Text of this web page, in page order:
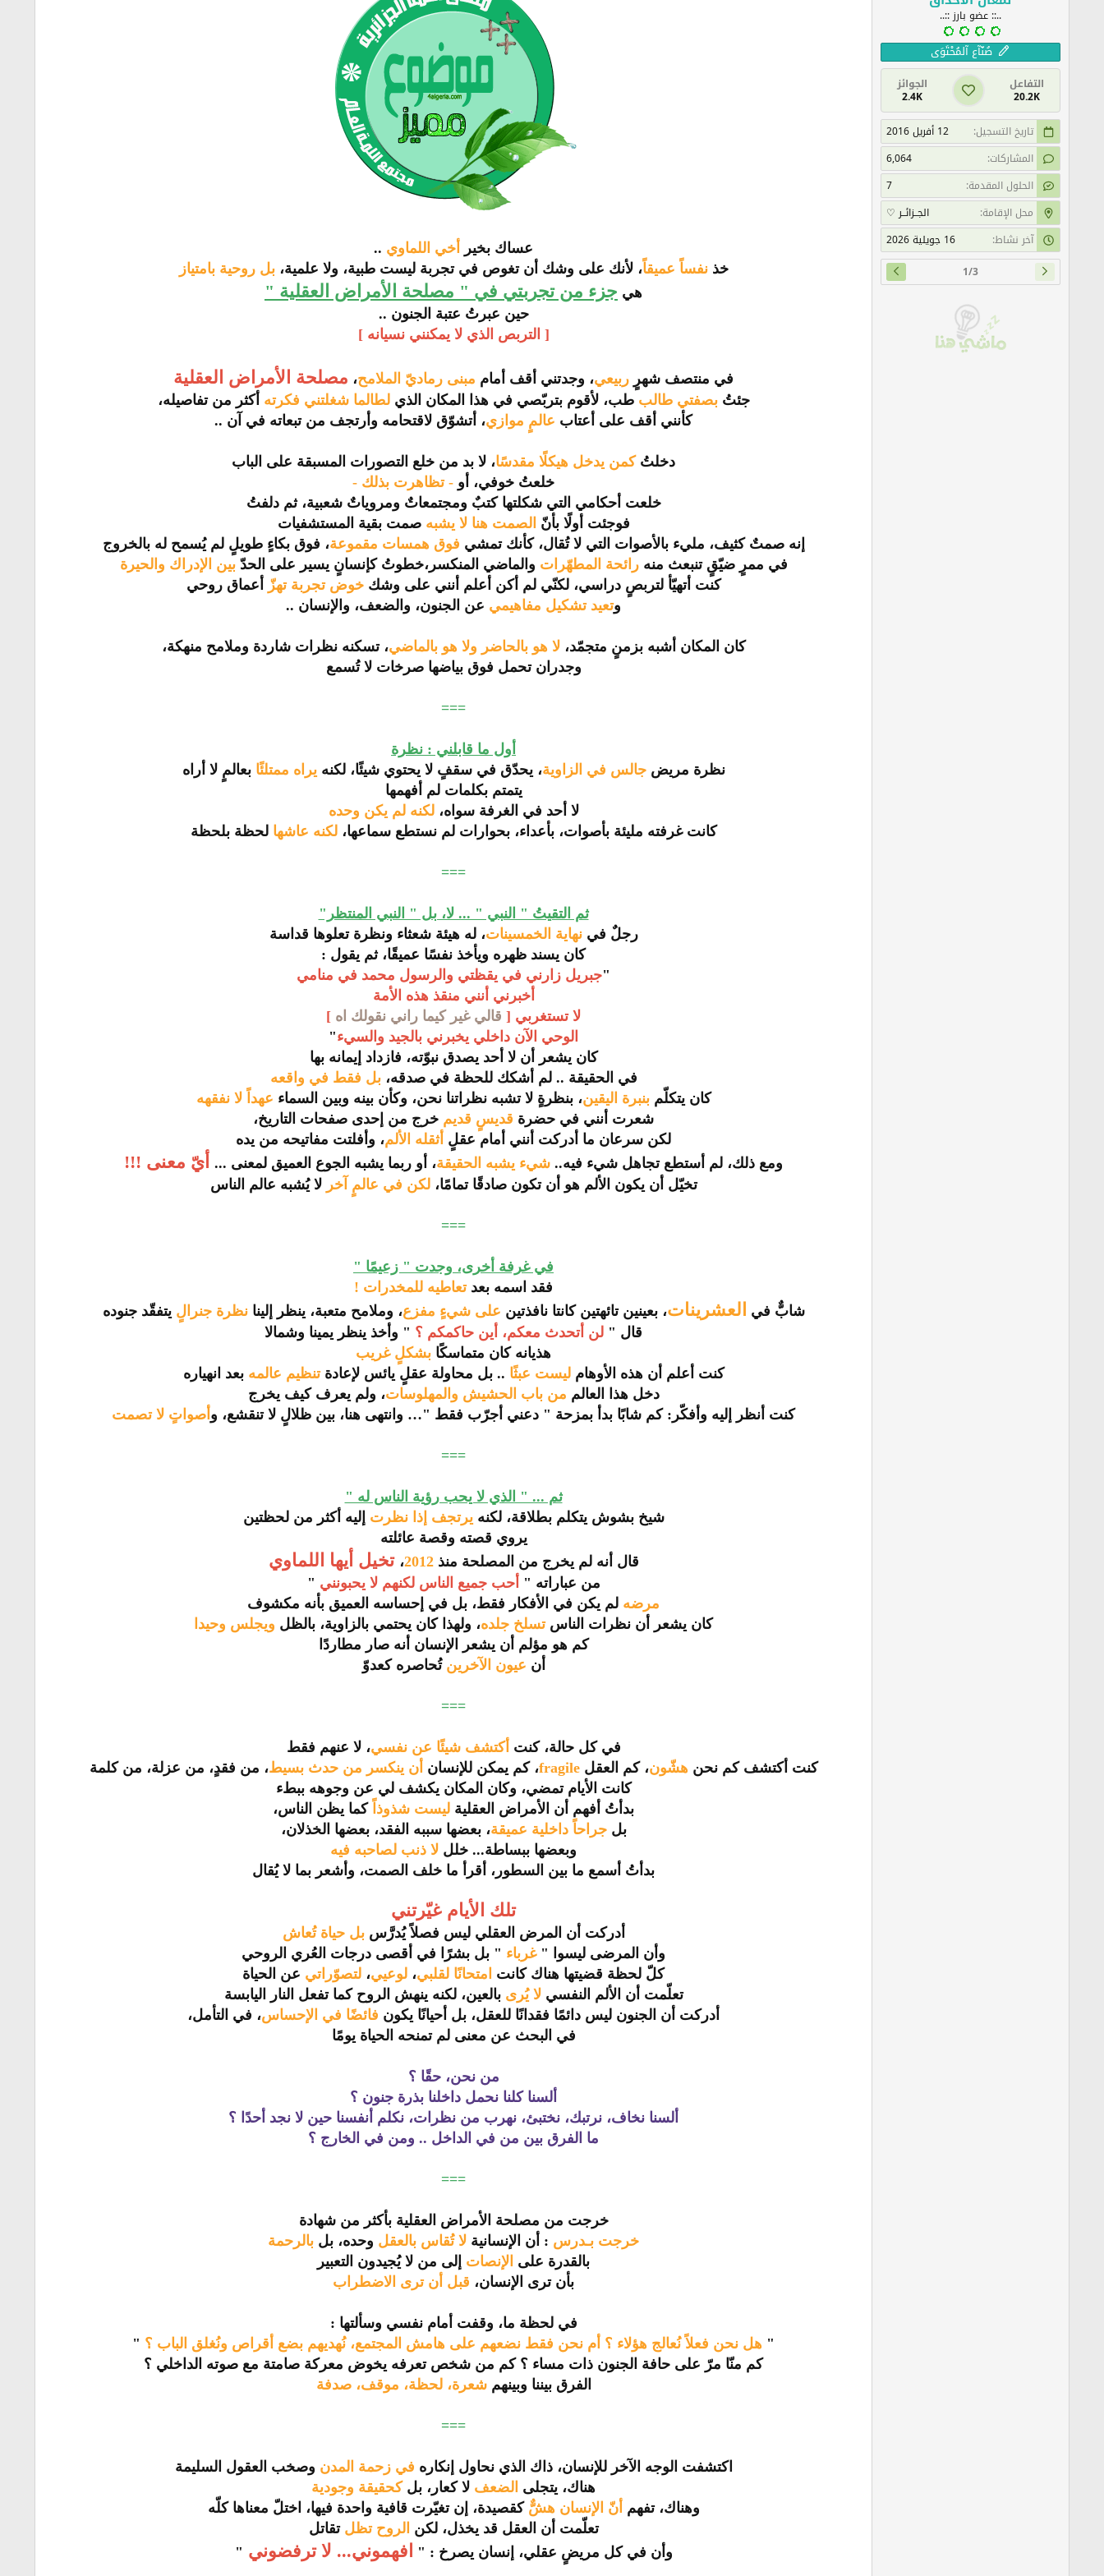
..:: عضو بارز ::..
صُنّآع آلمُحْتَوَى
التفاعل
20.2K
الجوائز
2.4K
تاريخ التسجيل
12 أفريل 2016
المشاركات
6,064
الحلول المقدمة
7
محل الإقامة
الجــزائــر ♡
آخر نشاط
16 جويلية 2026
1/3
عساك بخير أخي اللماوي ..
خذنفساً عميقاً، لأنك على وشك أن تغوص في تجربة ليست طبية، ولا علمية،بل روحية بامتياز
هي جزء من تجربتي في " مصلحة الأمراض العقلية "
حين عبرتُ عتبة الجنون ..
[ التربص الذي لا يمكنني نسيانه ]
في منتصف شهرٍ ربيعي، وجدتني أقف أمام مبنى رماديّ الملامح، مصلحة الأمراض العقلية
جئتُبصفتي طالبطب، لأقوم بتربّصي في هذا المكان الذيلطالما شغلتني فكرته أكثر من تفاصيله،
كأنني أقف على أعتاب عالمٍ موازي، أتشوّق لاقتحامه وأرتجف من تبعاته في آن ..
دخلتُكمن يدخل هيكلًا مقدسًا، لا بد من خلع التصورات المسبقة على الباب
خلعتُ خوفي، أو - تظاهرت بذلك -
خلعت أحكامي التي شكلتها كتبٌ ومجتمعاتٌ ومروياتٌ شعبية، ثم دلفتُ
فوجئت أولًا بأنّ الصمت هنا لا يشبهصمت بقية المستشفيات
إنه صمتٌ كثيف، مليء بالأصوات التي لا تُقال، كأنك تمشي فوق همسات مقموعة، فوق بكاءٍ طويلٍ لم يُسمح له بالخروج
في ممرٍ ضيّقٍ تنبعث منهرائحة المطهّرات والماضي المنكسر،خطوتُ كإنسانٍ يسير على الحدّبين الإدراك والحيرة
كنت أتهيّأ لتربصٍ دراسي، لكنّي لم أكن أعلم أنني على وشكخوض تجربة تهزّ
أعماق روحي
وتعيد تشكيل مفاهيمي عن الجنون، والضعف، والإنسان ..
كان المكان أشبه بزمنٍ متجمّد،لا هو بالحاضر ولا هو بالماضي، تسكنه نظرات شاردة وملامح منهكة،
وجدران تحمل فوق بياضها صرخات لا تُسمع
===
أول ما قابلني : نظرة
نظرة مريض جالس في الزاوية، يحدّق في سقفٍ لا يحتوي شيئًا، لكنهيراه ممتلئًابعالمٍ لا أراه
يتمتم بكلمات لم أفهمها
لا أحد في الغرفة سواه،لكنه لم يكن وحده
كانت غرفته مليئة بأصوات، بأعداء، بحوارات لم نستطع سماعها،لكنه عاشهالحظة بلحظة
===
ثم التقيتُ " النبي " ... لا، بل " النبي المنتظر"
رجلٌ في نهاية الخمسينات، له هيئة شعثاء ونظرة تعلوها قداسة
كان يسند ظهره ويأخذ نفسًا عميقًا، ثم يقول :
"جبريل زارني في يقظتي والرسول محمد في منامي
أخبرني أنني منقذ هذه الأمة
لا تستغربي [ قالي غير كيما راني نقولك اه ]
الوحي الآن داخلي يخبرني بالجيد والسيء"
كان يشعر أن لا أحد يصدق نبوّته، فازداد إيمانه بها
في الحقيقة .. لم أشكك للحظة في صدقه،بل فقط في واقعه
كان يتكلّمبنبرة اليقين، بنظرةٍ لا تشبه نظراتنا نحن، وكأن بينه وبين السماء عهداً لا نفقهه
شعرت أنني في حضرة قديسٍ قديم خرج من إحدى صفحات التاريخ،
لكن سرعان ما أدركت أنني أمام عقلٍ أثقله الألم، وأفلتت مفاتيحه من يده
ومع ذلك، لم أستطع تجاهل شيء فيه.. شيء يشبه الحقيقة، أو ربما يشبه الجوع العميق لمعنى ... أيّ معنى !!!
تخيّل أن يكون الألم هو أن تكون صادقًا تمامًا،لكن في عالمٍ آخر لا يُشبه عالم الناس
===
في غرفة أخرى، وجدت " زعيمًا "
فقد اسمه بعدتعاطيه للمخدرات !
شابٌّ في
العشرينات، بعينين تائهتين كانتا نافذتين على شيءٍ مفزع، وملامح متعبة، ينظر إلينا نظرة جنرالٍ يتفقّد جنوده
قال " لن أتحدث معكم، أين حاكمكم ؟ " وأخذ ينظر يمينا وشمالا
هذيانه كان متماسكًا بشكلٍ غريب
كنت أعلم أن هذه الأوهامليست عبثًا .. بل محاولة عقلٍ يائس لإعادة تنظيم عالمهبعد انهياره
دخل هذا العالم من باب الحشيش والمهلوسات، ولم يعرف كيف يخرج
كنت أنظر إليه وأفكّر: كم شابًا بدأ بمزحة " دعني أجرّب فقط "… وانتهى هنا، بين ظلالٍ لا تنقشع، و أصواتٍ لا تصمت
===
ثم ... " الذي لا يحب رؤية الناس له "
شيخ بشوش يتكلم بطلاقة، لكنه يرتجف إذا نظرت إليه أكثر من لحظتين
يروي قصته وقصة عائلته
قال أنه لم يخرج من المصلحة منذ 2012 ، تخيل أيها اللماوي
من عباراته " أحب جميع الناس لكنهم لا يحبونني "
مرضه لم يكن في الأفكار فقط، بل في إحساسه العميق بأنه مكشوف
كان يشعر أن نظرات الناس تسلخ جلده، ولهذا كان يحتمي بالزاوية، بالظل ويجلس وحيدا
كم هو مؤلم أن يشعر الإنسان أنه صار مطاردًا
أن عيون الآخرين تُحاصره كعدوّ
===
في كل حالة، كنت أكتشف شيئًا عن نفسي، لا عنهم فقط
كنت أكتشف كم نحنهشّون، كم العقلfragile، كم يمكن للإنسان أن ينكسر من حدث بسيط، من فقدٍ، من عزلة، من كلمة
كانت الأيام تمضي، وكان المكان يكشف لي عن وجوهه ببطء
بدأتُ أفهم أن الأمراض العقلية ليست شذوذاًكما يظن الناس،
بلجراحاً داخلية عميقة، بعضها سببه الفقد، بعضها الخذلان،
وبعضها ببساطة... خلل لا ذنب لصاحبه فيه
بدأتُ أسمع ما بين السطور، أقرأ ما خلف الصمت، وأشعر بما لا يُقال
تلك الأيام غيّرتني
أدركت أن المرض العقلي ليس فصلاً يُدرَّس بل حياة تُعاش
وأن المرضى ليسوا " غرباء " بل بشرًا في أقصى درجات العُري الروحي
كلّ لحظة قضيتها هناك كانت امتحانًا لقلبي، لوعيي، لتصوّراتي عن الحياة
تعلّمت أن الألم النفسيلا يُرى بالعين، لكنه ينهش الروح كما تفعل النار اليابسة
أدركت أن الجنون ليس دائمًا فقدانًا للعقل، بل أحيانًا يكون فائضًا في الإحساس، في التأمل،
في البحث عن معنى لم تمنحه الحياة يومًا
من نحن، حقًا ؟
ألسنا كلنا نحمل داخلنا بذرة جنون ؟
ألسنا نخاف، نرتبك، نختبئ، نهرب من نظرات، نكلم أنفسنا حين لا نجد أحدًا ؟
ما الفرق بين من في الداخل .. ومن في الخارج ؟
===
خرجت من مصلحة الأمراض العقلية بأكثر من شهادة
خرجت بـدرس : أن الإنسانية لا تُقاس بالعقل وحده، بل بالرحمة
بالقدرة على الإنصات إلى من لا يُجيدون التعبير
بأن ترى الإنسان، قبل أن ترى الاضطراب
في لحظة ما، وقفت أمام نفسي وسألتها :
" هل نحن فعلاً نُعالج هؤلاء ؟ أم نحن فقط نضعهم على هامش المجتمع، نُهديهم بضع أقراص ونُغلق الباب ؟ "
كم منّا مرّ على حافة الجنون ذات مساء ؟ كم من شخص تعرفه يخوض معركة صامتة مع صوته الداخلي ؟
الفرق بيننا وبينهم شعرة، لحظة، موقف، صدفة
===
اكتشفت الوجه الآخر للإنسان، ذاك الذي نحاول إنكاره في زحمة المدن وصخب العقول السليمة
هناك، يتجلى الضعف لا كعار، بل كحقيقة وجودية
وهناك، تفهم أنّ الإنسان هشٌّكقصيدة، إن تغيّرت قافية واحدة فيها، اختلّ معناها كلّه
تعلّمت أن العقل قد يخذل، لكن الروح تظل تقاتل
وأن في كل مريضٍ عقلي، إنسان يصرخ : "
افهموني... لا ترفضوني "